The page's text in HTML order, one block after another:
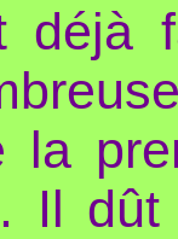
déjà
la
Il